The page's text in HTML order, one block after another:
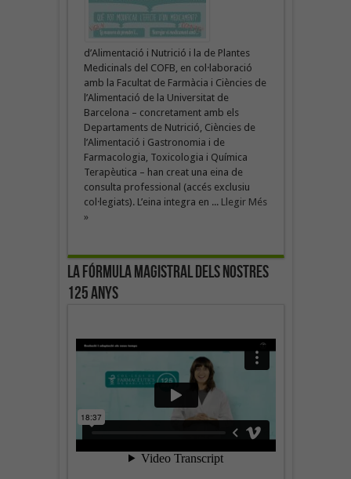
d’Alimentació i Nutrició i la de Plantes
Medicinals del COFB, en col·laboració
amb la Facultat de Farmàcia i Ciències de
l’Alimentació de la Universitat de
Barcelona – concretament amb els
Departaments de Nutrició, Ciències de
l’Alimentació i Gastronomia i de
Farmacologia, Toxicologia i Química
Terapèutica – han creat una eina de
consulta professional (accés exclusiu
col·legiats). L’eina integra en ... Llegir Més
»
La fórmula magistral dels nostres
125 anys